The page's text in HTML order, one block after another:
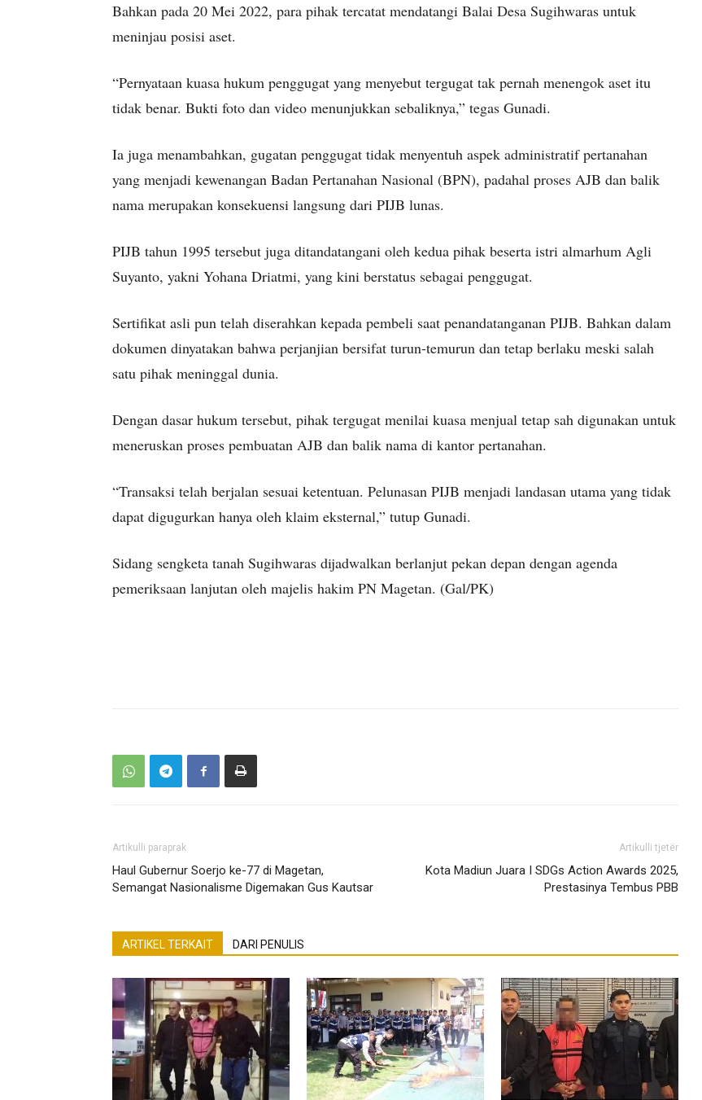
Bahkan pada 20 Mei 2022, para pihak tercatat mendatangi Balai Desa Sugihwaras untuk
meninjau posisi aset.
“Pernyataan kuasa hukum penggugat yang menyebut tergugat tak pernah menengok aset itu
tidak benar. Bukti foto dan video menunjukkan sebaliknya,” tegas Gunadi.
Ia juga menambahkan, gugatan penggugat tidak menyentuh aspek administratif pertanahan
yang menjadi kewenangan Badan Pertanahan Nasional (BPN), padahal proses AJB dan balik
nama merupakan konsekuensi langsung dari PIJB lunas.
PIJB tahun 1995 tersebut juga ditandatangani oleh kedua pihak beserta istri almarhum Agli
Suyanto, yakni Yohana Driatmi, yang kini berstatus sebagai penggugat.
Sertifikat asli pun telah diserahkan kepada pembeli saat penandatanganan PIJB. Bahkan dalam
dokumen dinyatakan bahwa perjanjian bersifat turun-temurun dan tetap berlaku meski salah
satu pihak meninggal dunia.
Dengan dasar hukum tersebut, pihak tergugat menilai kuasa menjual tetap sah digunakan untuk
meneruskan proses pembuatan AJB dan balik nama di kantor pertanahan.
“Transaksi telah berjalan sesuai ketentuan. Pelunasan PIJB menjadi landasan utama yang tidak
dapat digugurkan hanya oleh klaim eksternal,” tutup Gunadi.
Sidang sengketa tanah Sugihwaras dijadwalkan berlanjut pekan depan dengan agenda
pemeriksaan lanjutan oleh majelis hakim PN Magetan. (Gal/PK)
Artikulli paraprak
Haul Gubernur Soerjo ke-77 di Magetan,
Semangat Nasionalisme Digemakan Gus Kautsar
Artikulli tjetër
Kota Madiun Juara I SDGs Action Awards 2025,
Prestasinya Tembus PBB
ARTIKEL TERKAIT DARI PENULIS